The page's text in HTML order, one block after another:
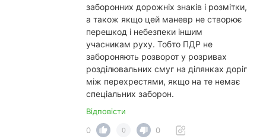
заборонних дорожніх знаків і розмітки,
а також якщо цей маневр не створює
перешкод і небезпеки іншим
учасникам руху. Тобто ПДР не
забороняють розворот у розривах
розділювальних смуг на ділянках доріг
між перехрестями, якщо на те немає
спеціальних заборон.
Відповісти
0
0 0